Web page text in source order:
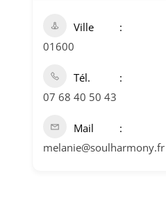
Ville
01600
Tél.
07 68 40 50 43
Mail
melanie@soulharmony.fr